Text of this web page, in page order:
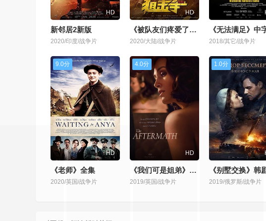
HD
新邻居2新版
2020/印度/战争片
HD
《被队友们疼爱了》未删减
2020/大陆/战争片
《无法满足》中
2018/其它/战争片
9.0分
HD
《老师》全集
2020/英国/战争片
4.0分
HD
《我们可是姐弟》高清
2019/英国/战争片
1.0分
《别墅交换》韩
2019/俄罗斯/战争片